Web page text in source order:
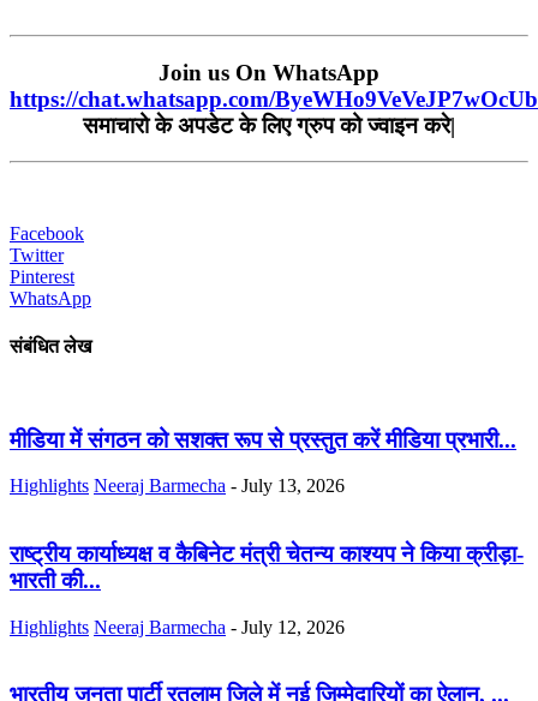
Join us On WhatsApp
https://chat.whatsapp.com/
समाचारो के अपडेट के लिए ग्रुप को ज्वाइन करे|
Facebook
Twitter
Pinterest
WhatsApp
संबंधित लेख
मीडिया में संगठन को सशक्त रूप से प्रस्तुत करें मीडिया प्रभारी...
Highlights Neeraj Barmecha - July 13, 2026
राष्ट्रीय कार्याध्यक्ष व कैबिनेट मंत्री चेतन्य काश्यप ने किया क्रीड़ा-
भारती की...
Highlights Neeraj Barmecha - July 12, 2026
भारतीय जनता पार्टी रतलाम जिले में नई जिम्मेदारियों का ऐलान, ...